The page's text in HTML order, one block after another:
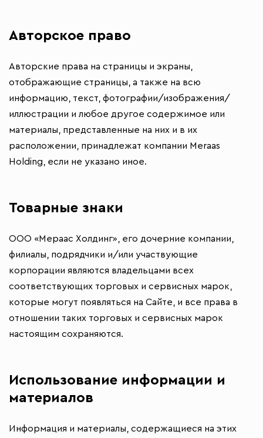
Авторское право
Авторские права на страницы и экраны,
отображающие страницы, а также на всю
информацию, текст, фотографии/изображения/
иллюстрации и любое другое содержимое или
материалы, представленные на них и в их
расположении, принадлежат компании Meraas
Holding, если не указано иное.
Товарные знаки
ООО «Мераас Холдинг», его дочерние компании,
филиалы, подрядчики и/или участвующие
корпорации являются владельцами всех
соответствующих торговых и сервисных марок,
которые могут появляться на Сайте, и все права в
отношении таких торговых и сервисных марок
настоящим сохраняются.
Использование информации и
материалов
Информация и материалы, содержащиеся на этих